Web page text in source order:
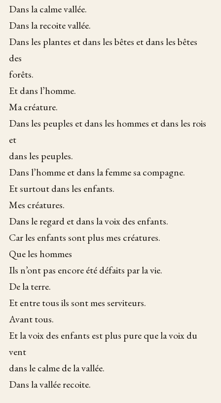
Dans la calme vallée.
Dans la recoite vallée.
Dans les plantes et dans les bêtes et dans les bêtes
des
forêts.
Et dans l’homme.
Ma créature.
Dans les peuples et dans les hommes et dans les rois
et
dans les peuples.
Dans l’homme et dans la femme sa compagne.
Et surtout dans les enfants.
Mes créatures.
Dans le regard et dans la voix des enfants.
Car les enfants sont plus mes créatures.
Que les hommes
Ils n’ont pas encore été défaits par la vie.
De la terre.
Et entre tous ils sont mes serviteurs.
Avant tous.
Et la voix des enfants est plus pure que la voix du
vent
dans le calme de la vallée.
Dans la vallée recoite.